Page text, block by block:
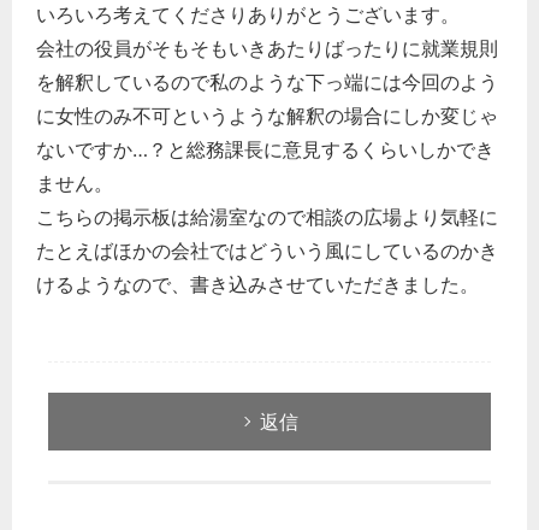
いろいろ考えてくださりありがとうございます。
会社の役員がそもそもいきあたりばったりに就業規則
を解釈しているので私のような下っ端には今回のよう
に女性のみ不可というような解釈の場合にしか変じゃ
ないですか…？と総務課長に意見するくらいしかでき
ません。
こちらの掲示板は給湯室なので相談の広場より気軽に
たとえばほかの会社ではどういう風にしているのかき
けるようなので、書き込みさせていただきました。
返信